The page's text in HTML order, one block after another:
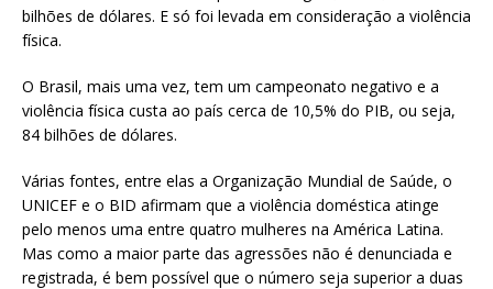
bilhões de dólares. E só foi levada em consideração a violência
física.
O Brasil, mais uma vez, tem um campeonato negativo e a
violência física custa ao país cerca de 10,5% do PIB, ou seja,
84 bilhões de dólares.
Várias fontes, entre elas a Organização Mundial de Saúde, o
UNICEF e o BID afirmam que a violência doméstica atinge
pelo menos uma entre quatro mulheres na América Latina.
Mas como a maior parte das agressões não é denunciada e
registrada, é bem possível que o número seja superior a duas